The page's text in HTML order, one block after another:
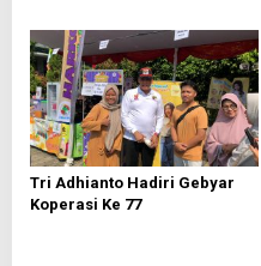
Tri Adhianto Hadiri Gebyar
Koperasi Ke 77